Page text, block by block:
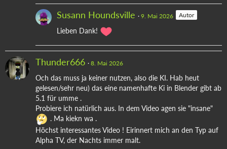
Susann Houndsville 9. Mai 2026 Autor
Lieben Dank!
Thunder666 8. Mai 2026
Och das muss ja keiner nutzen, also die KI. Hab heut
gelesen/sehr neu) das eine namenhafte Ki in Blender gibt ab
5.1 für umme .
Probiere ich natürlich aus. In dem Video agen sie "insane"
. Ma kiekn wa .
Höchst interessantes Video ! Eirinnert mich an den Typ auf
Alpha TV, der Nachts immer malt.